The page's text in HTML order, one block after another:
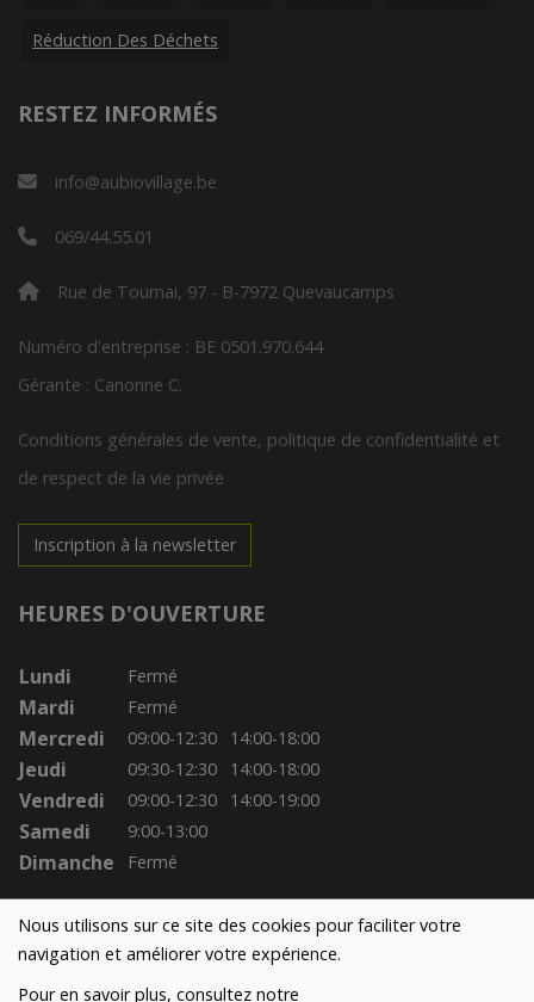
Nous utilisons sur ce site des cookies pour faciliter votre
navigation et améliorer votre expérience.
Pour en savoir plus, consultez notre
Réduction Des Déchets
RESTEZ INFORMÉS
info@aubiovillage.be
069/44.55.01
Rue de Tournai, 97 - B-7972 Quevaucamps
Numéro d'entreprise : BE 0501.970.644
Gérante : Canonne C.
Conditions générales de vente, politique de confidentialité et
de respect de la vie privée
Inscription à la newsletter
HEURES D'OUVERTURE
Lundi Fermé
Mardi Fermé
Mercredi 09:00-12:30 14:00-18:00
Jeudi 09:30-12:30 14:00-18:00
Vendredi 09:00-12:30 14:00-19:00
Samedi 9:00-13:00
Dimanche Fermé